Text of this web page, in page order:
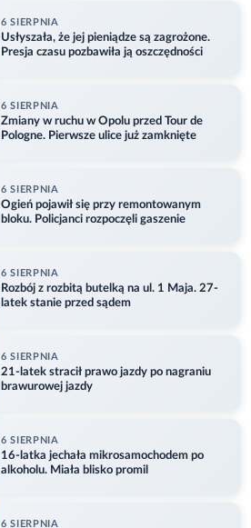
6 SIERPNIA
Usłyszała, że jej pieniądze są zagrożone.
Presja czasu pozbawiła ją oszczędności
6 SIERPNIA
Zmiany w ruchu w Opolu przed Tour de
Pologne. Pierwsze ulice już zamknięte
6 SIERPNIA
Ogień pojawił się przy remontowanym
bloku. Policjanci rozpoczęli gaszenie
6 SIERPNIA
Rozbój z rozbitą butelką na ul. 1 Maja. 27-
latek stanie przed sądem
6 SIERPNIA
21-latek stracił prawo jazdy po nagraniu
brawurowej jazdy
6 SIERPNIA
16-latka jechała mikrosamochodem po
alkoholu. Miała blisko promil
6 SIERPNIA